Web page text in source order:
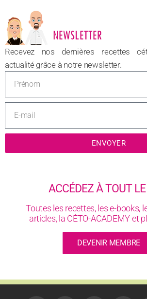
NOUVEAU
Recevez nos dernières recettes
actualité grâce à notre newsletter.
ENVOYER
ACCÉDEZ À TOUT
Toutes les recettes, les e-books,
articles, la CÉTO-ACADEMY et
DEVENIR MEMBRE